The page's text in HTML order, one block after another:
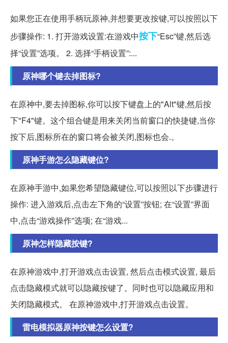
如果您正在使用手柄玩原神,并想要更改按键,可以按照以下
步骤操作: 1. 打开游戏设置:在游戏中按下“Esc”键,然后选
择“设置”选项。 2. 选择“手柄设置”:...
原神哪个键去掉图标?
在原神中,要去掉图标,你可以按下键盘上的"Alt"键,然后按
下"F4"键。这个组合键是用来关闭当前窗口的快捷键,当你
按下后,图标所在的窗口将会被关闭,图标也会.。
原神手游怎么隐藏键位?
在原神手游中,如果您希望隐藏键位,可以按照以下步骤进行
操作: 进入游戏后,点击左下角的“设置”按钮; 在“设置”界面
中,点击“游戏操作”选项; 在“游戏...
原神怎样隐藏按键?
在原神游戏中,打开游戏点击设置, 然后点击模式设置, 最后
点击隐藏模式就可以隐藏按键了。同时也可以隐藏应用和
关闭隐藏模式。 在原神游戏中,打开游戏点击设置。
雷电模拟器原神按键怎么设置?